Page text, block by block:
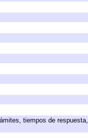
tiempos de respuesta,